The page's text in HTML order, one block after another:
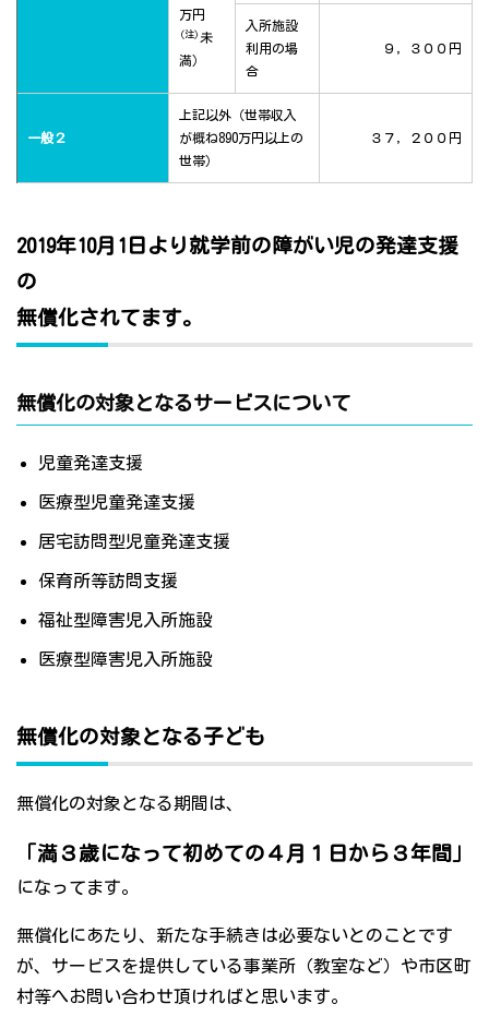
万円
(注) 未
満）
入所施設
利用の場
合
９，３００円
一般２
上記以外（世帯収入
が概ね890万円以上の
世帯）
３７，２００円
2019年10月1日より就学前の障がい児の発達支援
の
無償化されてます。
無償化の対象となるサービスについて
児童発達支援
医療型児童発達支援
居宅訪問型児童発達支援
保育所等訪問支援
福祉型障害児入所施設
医療型障害児入所施設
無償化の対象となる子ども
無償化の対象となる期間は、
「満３歳になって初めての４月１日から３年間」
になってます。
無償化にあたり、新たな手続きは必要ないとのことです
が、サービスを提供している事業所（教室など）や市区町
村等へお問い合わせ頂ければと思います。